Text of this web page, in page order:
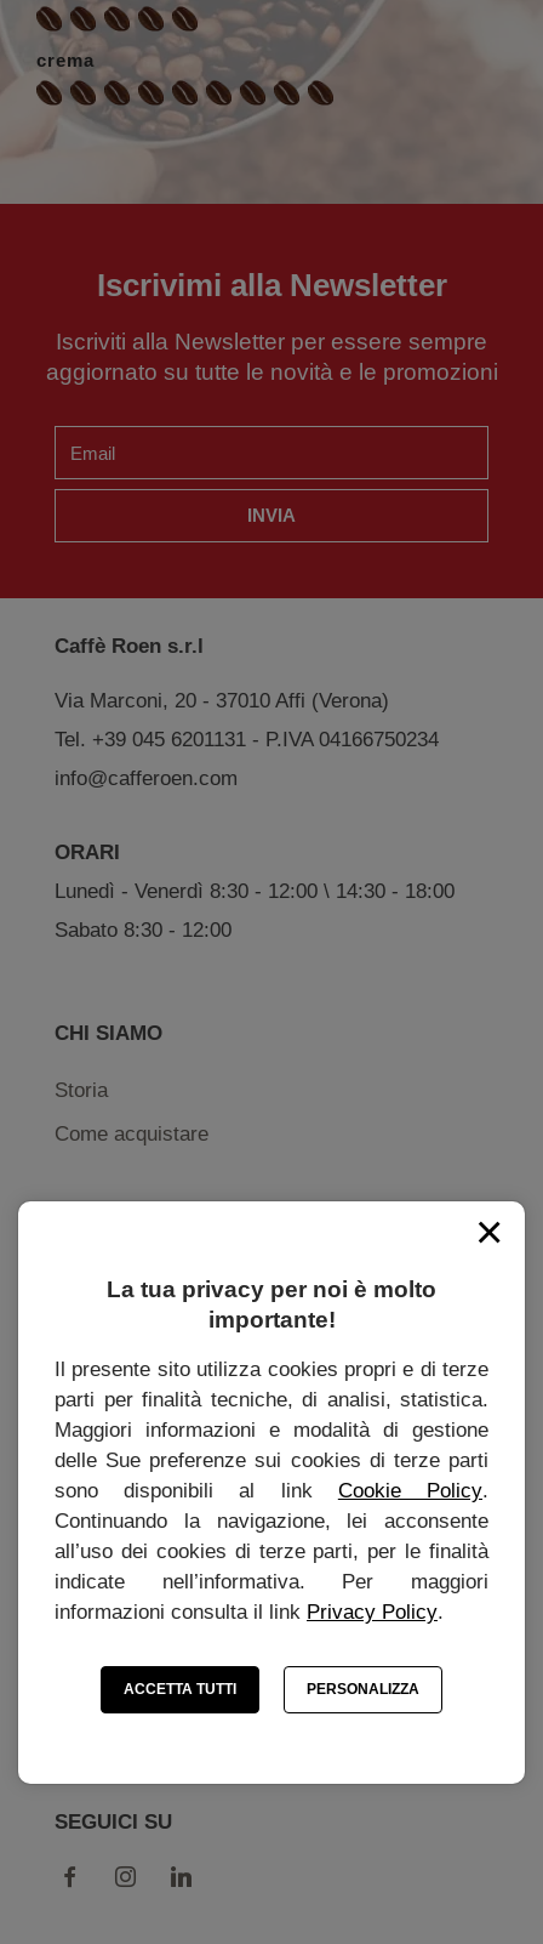
crema
Iscrivimi alla Newsletter
Iscriviti alla Newsletter per essere sempre
aggiornato su tutte le novità e le promozioni
INVIA
Caffè Roen s.r.l
Via Marconi, 20 - 37010 Affi (Verona)
Tel. +39 045 6201131 - P.IVA 04166750234
info@cafferoen.com
ORARI
Lunedì - Venerdì 8:30 - 12:00 \ 14:30 - 18:00
Sabato 8:30 - 12:00
CHI SIAMO
Storia
Come acquistare
Contatti
Politica di privacy
Impostazioni dei cookie
Preferenze Cookie
IL MIO ACCOUNT
Le mie informazioni personali
I miei ordini
SEGUICI SU
×
La tua privacy per noi è molto
importante!
Il presente sito utilizza cookies propri e di terze
parti per finalità tecniche, di analisi, statistica.
Maggiori informazioni e modalità di gestione
delle Sue preferenze sui cookies di terze parti
sono disponibili al link Cookie Policy.
Continuando la navigazione, lei acconsente
all’uso dei cookies di terze parti, per le finalità
indicate nell’informativa. Per maggiori
informazioni consulta il link Privacy Policy.
ACCETTA TUTTI PERSONALIZZA